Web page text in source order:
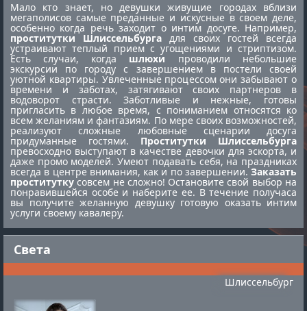
Света
Шлиссельбург
Мало кто знает, но девушки живущие городах вблизи
мегаполисов самые преданные и искусные в своем деле,
особенно когда речь заходит о интим досуге. Например,
проститутки Шлиссельбурга для своих гостей всегда
устраивают теплый прием с угощениями и стриптизом.
Есть случаи, когда шлюхи проводили небольшие
экскурсии по городу с завершением в постели своей
уютной квартиры. Увлеченные процессом они забывают о
времени и заботах, затягивают своих партнеров в
водоворот страсти. Заботливые и нежные, готовы
пригласить в любое время, с пониманием относятся ко
всем желаниям и фантазиям. По мере своих возможностей,
реализуют сложные любовные сценарии досуга
придуманные гостями. Проститутки Шлиссельбурга
превосходно выступают в качестве девочки для эскорта, и
даже промо моделей. Умеют подавать себя, на праздниках
всегда в центре внимания, как и по завершении.Заказать
проституткусовсем не сложно! Остановите свой выбор на
понравившейся особе и наберите ее. В течение получаса
вы получите желанную девушку готовую оказать интим
услуги своему кавалеру.